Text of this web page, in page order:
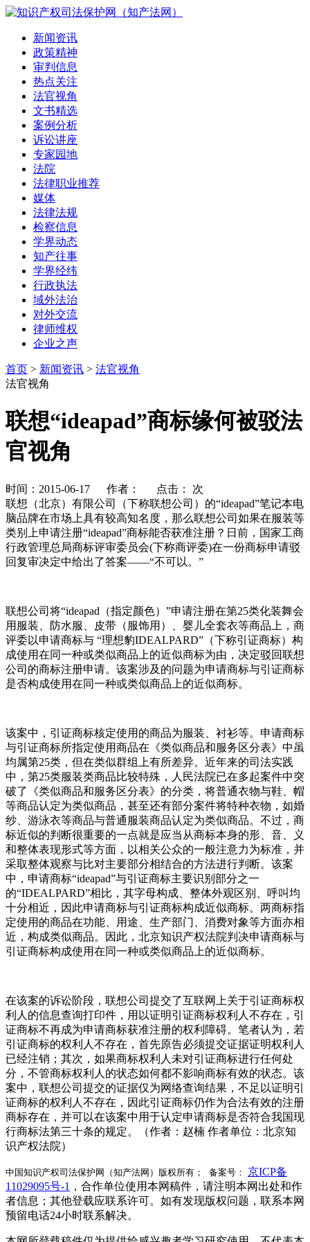
新闻资讯
政策精神
审判信息
热点关注
法官视角
文书精选
案例分析
诉讼讲座
专家园地
法院
法律职业推荐
媒体
法律法规
检察信息
学界动态
知产往事
学界经纬
行政执法
域外法治
对外交流
律师维权
企业之声
首页 > 新闻资讯 > 法官视角
法官视角
联想“ideapad”商标缘何被驳法
官视角
时间：2015-06-17 作者： 点击：
次
联想（北京）有限公司（下称联想公司）的“ideapad”笔记本电
脑品牌在市场上具有较高知名度，那么联想公司如果在服装等
类别上申请注册“ideapad”商标能否获准注册？日前，国家工商
行政管理总局商标评审委员会(下称商评委)在一份商标申请驳
回复审决定中给出了答案——“不可以。”
联想公司将“ideapad（指定颜色）”申请注册在第25类化装舞会
用服装、防水服、皮带（服饰用）、婴儿全套衣等商品上，商
评委以申请商标与 “理想豹IDEALPARD”（下称引证商标）构
成使用在同一种或类似商品上的近似商标为由，决定驳回联想
公司的商标注册申请。该案涉及的问题为申请商标与引证商标
是否构成使用在同一种或类似商品上的近似商标。
该案中，引证商标核定使用的商品为服装、衬衫等。申请商标
与引证商标所指定使用商品在《类似商品和服务区分表》中虽
均属第25类，但在类似群组上有所差异。近年来的司法实践
中，第25类服装类商品比较特殊，人民法院已在多起案件中突
破了《类似商品和服务区分表》的分类，将普通衣物与鞋、帽
等商品认定为类似商品，甚至还有部分案件将特种衣物，如婚
纱、游泳衣等商品与普通服装商品认定为类似商品。不过，商
标近似的判断很重要的一点就是应当从商标本身的形、音、义
和整体表现形式等方面，以相关公众的一般注意力为标准，并
采取整体观察与比对主要部分相结合的方法进行判断。该案
中，申请商标“ideapad”与引证商标主要识别部分之一
的“IDEALPARD”相比，其字母构成、整体外观区别、呼叫均
十分相近，因此申请商标与引证商标构成近似商标。两商标指
定使用的商品在功能、用途、生产部门、消费对象等方面亦相
近，构成类似商品。因此，北京知识产权法院判决申请商标与
引证商标构成使用在同一种或类似商品上的近似商标。
在该案的诉讼阶段，联想公司提交了互联网上关于引证商标权
利人的信息查询打印件，用以证明引证商标权利人不存在，引
证商标不再成为申请商标获准注册的权利障碍。笔者认为，若
引证商标的权利人不存在，首先原告必须提交证据证明权利人
已经注销；其次，如果商标权利人未对引证商标进行任何处
分，不管商标权利人的状态如何都不影响商标有效的状态。该
案中，联想公司提交的证据仅为网络查询结果，不足以证明引
证商标的权利人不存在，因此引证商标仍作为合法有效的注册
商标存在，并可以在该案中用于认定申请商标是否符合我国现
行商标法第三十条的规定。（作者：赵楠 作者单位：北京知
识产权法院）
中国知识产权司法保护网（知产法网）版权所有； 备案号： 京ICP备
11029095号-1 ，合作单位使用本网稿件，请注明本网出处和作
者信息；其他登载应联系许可。如有发现版权问题，联系本网
预留电话24小时联系解决。